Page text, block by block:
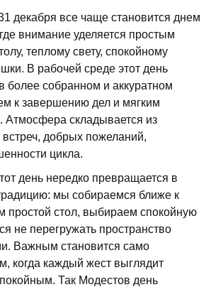
декабря все чаще становится днем
внимание уделяется простым
теплому свету, спокойному
В рабочей среде этот день
более собранном и аккуратном
к завершению дел и мягким
Атмосфера складывается из
встреч, добрых пожеланий,
цикла.
день нередко превращается в
мы собираемся ближе к
простой стол, выбираем спокойную
не перегружать пространство
Важным становится само
когда каждый жест выглядит
Так Модестов день